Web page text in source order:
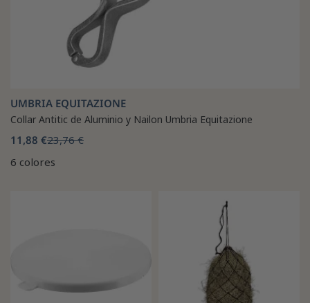
UMBRIA EQUITAZIONE
Collar Antitic de Aluminio y Nailon Umbria Equitazione
11,88 €23,76 €
6 colores